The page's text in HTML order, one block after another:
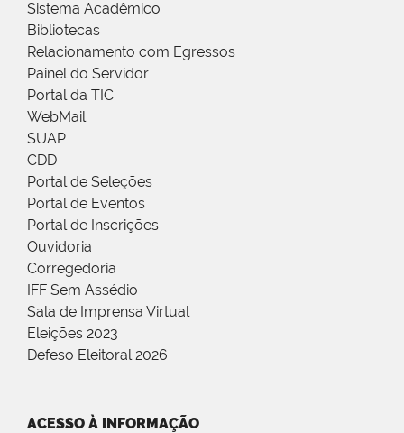
Sistema Acadêmico
Bibliotecas
Relacionamento com Egressos
Painel do Servidor
Portal da TIC
WebMail
SUAP
CDD
Portal de Seleções
Portal de Eventos
Portal de Inscrições
Ouvidoria
Corregedoria
IFF Sem Assédio
Sala de Imprensa Virtual
Eleições 2023
Defeso Eleitoral 2026
ACESSO À INFORMAÇÃO